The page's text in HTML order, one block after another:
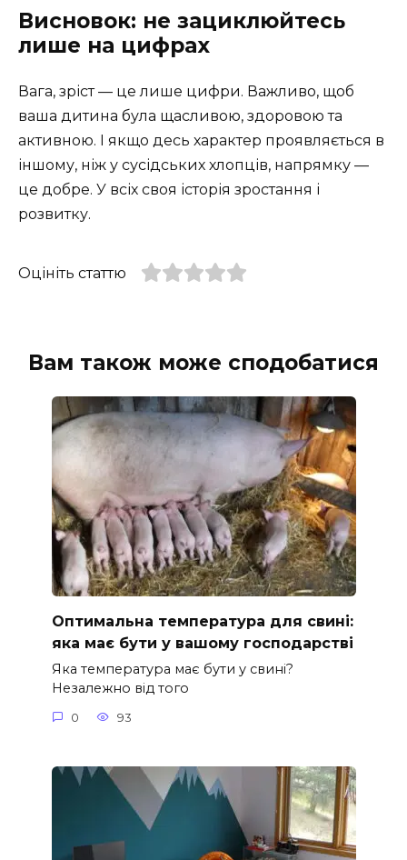
Висновок: не зациклюйтесь
лише на цифрах
Вага, зріст — це лише цифри. Важливо, щоб
ваша дитина була щасливою, здоровою та
активною. І якщо десь характер проявляється в
іншому, ніж у сусідських хлопців, напрямку —
це добре. У всіх своя історія зростання і
розвитку.
Оцініть статтю
Вам також може сподобатися
Оптимальна температура для свині:
яка має бути у вашому господарстві
Яка температура має бути у свині?
Незалежно від того
0 93